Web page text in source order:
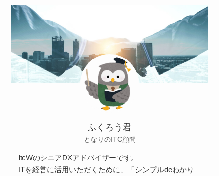
ふくろう君
となりのITC顧問
itcWのシニアDXアドバイザーです。
ITを経営に活用いただくために、「シンプルdeわかり